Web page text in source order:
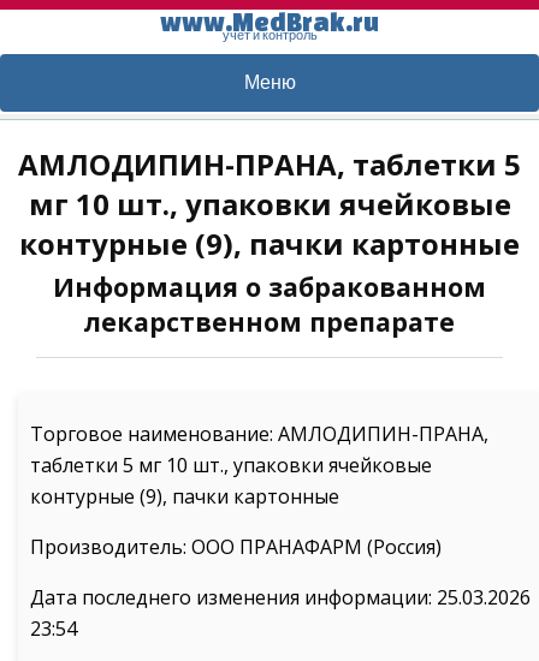
www.MedBrak.ru
учет и контроль
Меню
АМЛОДИПИН-ПРАНА, таблетки 5
мг 10 шт., упаковки ячейковые
контурные (9), пачки картонные
Информация о забракованном
лекарственном препарате
Торговое наименование: АМЛОДИПИН-ПРАНА,
таблетки 5 мг 10 шт., упаковки ячейковые
контурные (9), пачки картонные
Производитель: ООО ПРАНАФАРМ (Россия)
Дата последнего изменения информации: 25.03.2026
23:54